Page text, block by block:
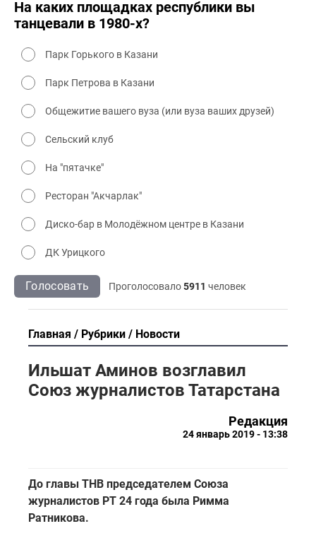
На каких площадках республики вы
танцевали в 1980-х?
Парк Горького в Казани
Парк Петрова в Казани
Общежитие вашего вуза (или вуза ваших друзей)
Сельский клуб
На "пятачке"
Ресторан "Акчарлак"
Диско-бар в Молодёжном центре в Казани
ДК Урицкого
Голосовать Проголосовало5911 человек
Главная Рубрики Новости
Ильшат Аминов возглавил
Союз журналистов Татарстана
Редакция
24 январь 2019 - 13:38
До главы ТНВ председателем Союза
журналистов РТ 24 года была Римма
Ратникова.